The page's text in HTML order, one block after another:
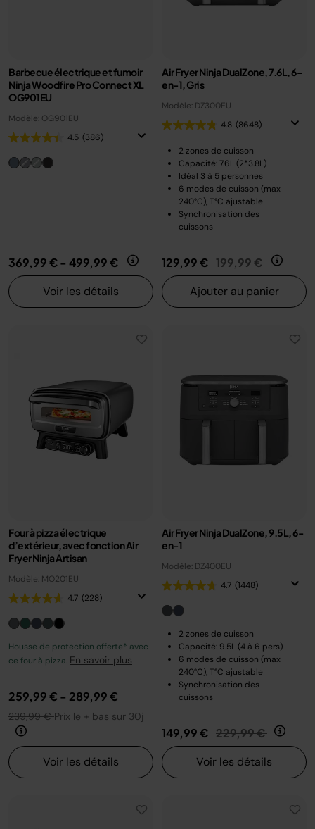
Barbecue électrique et fumoir
Ninja Woodfire Pro Connect XL
OG901EU
Modèle: OG901EU
4.5 (386)
369,99 €- 499,99 €
Voir les détails
Air Fryer Ninja DualZone, 7.6L, 6-
en-1, Gris
Modèle: DZ300EU
4.8 (8648)
2 zones de cuisson
Capacité: 7.6L (2*3.8L)
Idéal 3 à 5 personnes
6 modes de cuisson (max
240°C), T°C ajustable
Synchronisation des
cuissons
129,99 € Prix réduit de
199,99 € au
Ajouter au panier
Four à pizza électrique
d’extérieur, avec fonction Air
Fryer Ninja Artisan
Modèle: MO201EU
4.7 (228)
Housse de protection offerte* avec
ce four à pizza. En savoir plus
259,99 €- 289,99 €
239,99 €Prix le + bas sur 30j
Voir les détails
Air Fryer Ninja DualZone, 9.5L, 6-
en-1
Modèle: DZ400EU
4.7 (1448)
2 zones de cuisson
Capacité: 9.5L (4 à 6 pers)
6 modes de cuisson (max
240°C), T°C ajustable
Synchronisation des
cuissons
149,99 € Prix réduit de
229,99 € au
Voir les détails